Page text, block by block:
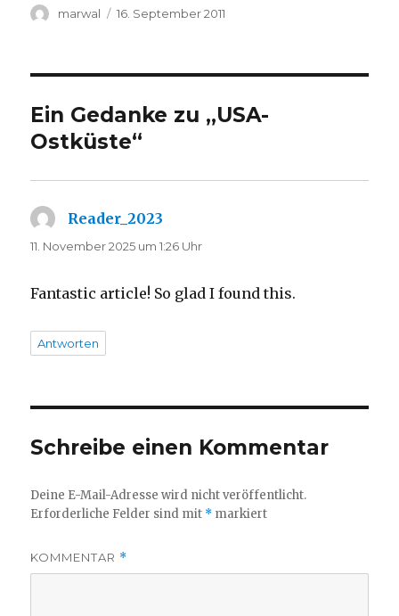
Autor
marwal
Veröffentlicht
16. September 2011
Ein Gedanke zu „USA-
Ostküste“
Reader_2023
11. November 2025 um 1:26 Uhr
Fantastic article! So glad I found this.
Antworten
Schreibe einen Kommentar
Deine E-Mail-Adresse wird nicht veröffentlicht.
Erforderliche Felder sind mit * markiert
KOMMENTAR *